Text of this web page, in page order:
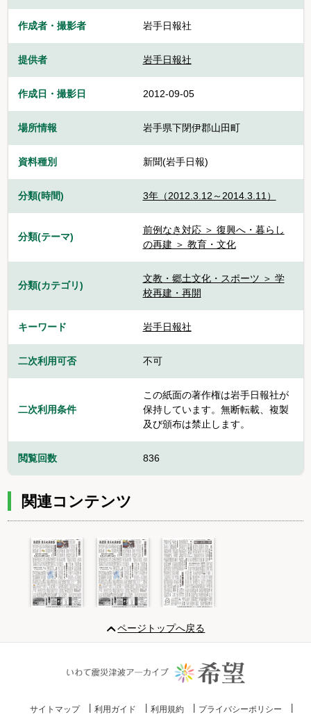
作成者・撮影者 岩手日報社
提供者 岩手日報社
作成日・撮影日 2012-09-05
場所情報 岩手県下閉伊郡山田町
資料種別 新聞(岩手日報)
分類(時間) 3年（2012.3.12～2014.3.11）
分類(テーマ)
前例なき対応 ＞ 復興へ・暮らし
の再建 ＞ 教育・文化
分類(カテゴリ)
文教・郷土文化・スポーツ ＞ 学
校再建・再開
キーワード 岩手日報社
二次利用可否 不可
二次利用条件
この紙面の著作権は岩手日報社が
保持しています。無断転載、複製
及び頒布は禁止します。
閲覧回数 836
関連コンテンツ
3
ページトップへ戻る
サイトマップ 利用ガイド 利用規約 プライバシーポリシー